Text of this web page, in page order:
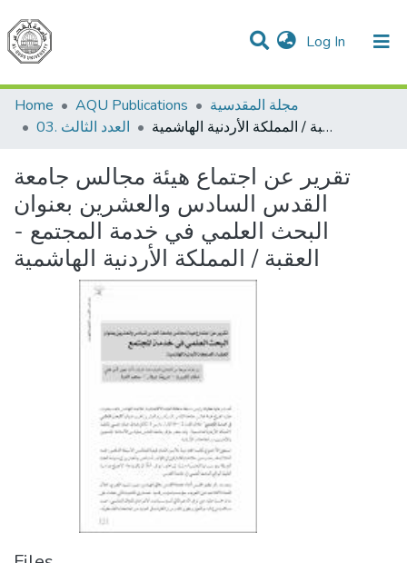
Log In (current)
Communities & Collections
All of DSpace
Home
AQU Publications
مجلة المقدسية
03. العدد الثالث
تقرير عن اجتماع هيئة مجالس جامعة القدس السادس والعشرين بعنوان البحث العلمي في خدمة المجتمع - العقبة / المملكة الأردنية الهاشمية
تقرير عن اجتماع هيئة مجالس جامعة
القدس السادس والعشرين بعنوان
البحث العلمي في خدمة المجتمع -
العقبة / المملكة الأردنية الهاشمية